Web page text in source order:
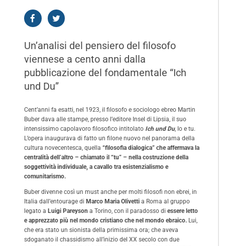
Un’analisi del pensiero del filosofo
viennese a cento anni dalla
pubblicazione del fondamentale “Ich
und Du”
Cent’anni fa esatti, nel 1923, il filosofo e sociologo ebreo Martin
Buber dava alle stampe, presso l’editore Insel di Lipsia, il suo
intensissimo capolavoro filosofico intitolato Ich und Du, Io e tu.
L’opera inaugurava di fatto un filone nuovo nel panorama della
cultura novecentesca, quella “filosofia dialogica” che affermava la
centralità dell’altro – chiamato il “tu” – nella costruzione della
soggettività individuale, a cavallo tra esistenzialismo e
comunitarismo.
Buber divenne così un must anche per molti filosofi non ebrei, in
Italia dall’entourage di Marco Maria Olivetti a Roma al gruppo
legato a Luigi Pareyson a Torino, con il paradosso di essere letto
e apprezzato più nel mondo cristiano che nel mondo ebraico. Lui,
che era stato un sionista della primissima ora; che aveva
sdoganato il chassidismo all’inizio del XX secolo con due